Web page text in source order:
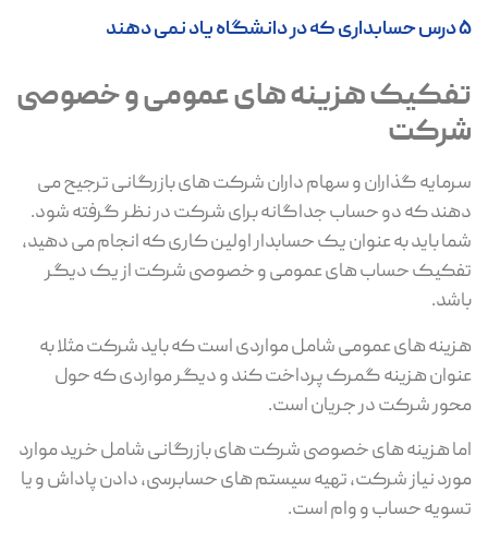
5 درس حسابداری که در دانشگاه یاد نمی دهند
تفکیک هزینه های عمومی و خصوصی
شرکت
سرمایه گذاران و سهام داران شرکت های بازرگانی ترجیح می
دهند که دو حساب جداگانه برای شرکت در نظر گرفته شود.
شما باید به عنوان یک حسابدار اولین کاری که انجام می دهید،
تفکیک حساب های عمومی و خصوصی شرکت از یک دیگر
باشد.
هزینه های عمومی شامل مواردی است که باید شرکت مثلا به
عنوان هزینه گمرک پرداخت کند و دیگر مواردی که حول
محور شرکت در جریان است.
اما هزینه های خصوصی شرکت های بازرگانی شامل خرید موارد
مورد نیاز شرکت، تهیه سیستم های حسابرسی، دادن پاداش و یا
تسویه حساب و وام است.